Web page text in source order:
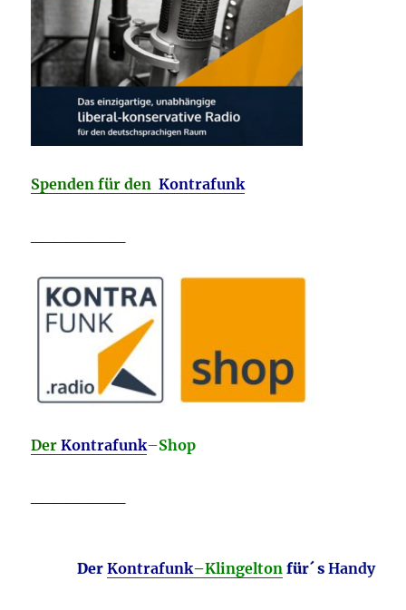
Spenden für denKontrafunk
DerKontrafunk–Shop
Der Kontrafunk–Klingeltonfür´ s Handy